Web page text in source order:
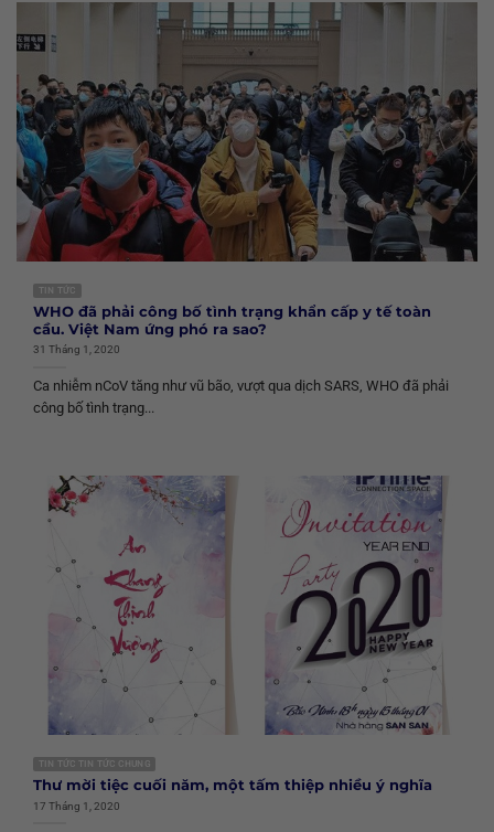
TIN TỨC
WHO đã phải công bố tình trạng khẩn cấp y tế toàn
cầu. Việt Nam ứng phó ra sao?
31 Tháng 1, 2020
Ca nhiễm nCoV tăng như vũ bão, vượt qua dịch SARS, WHO đã phải
công bố tình trạng...
TIN TỨC TIN TỨC CHUNG
Thư mời tiệc cuối năm, một tấm thiệp nhiều ý nghĩa
17 Tháng 1, 2020